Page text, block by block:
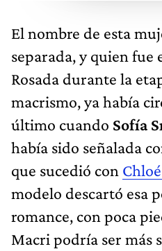
El nombre de esta
separada, y quien fue
Rosada durante la
macrismo, ya había
último cuando Sofía
había sido señalada
que sucedió con
modelo descartó esa
romance, con poca
Macri podría ser más